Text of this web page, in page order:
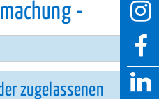
zugelassenen